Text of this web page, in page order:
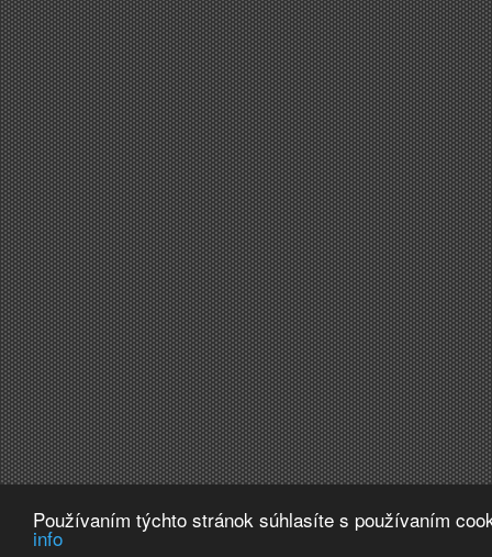
Používaním týchto stránok súhlasíte s používaním
info